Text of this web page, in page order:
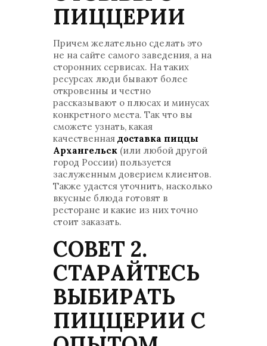
ПИЦЦЕРИИ
Причем желательно сделать это
не на сайте самого заведения, а на
сторонних сервисах. На таких
ресурсах люди бывают более
откровенны и честно
рассказывают о плюсах и минусах
конкретного места. Так что вы
сможете узнать, какая
качественная доставка пиццы
Архангельск (или любой другой
город России) пользуется
заслуженным доверием клиентов.
Также удастся уточнить, насколько
вкусные блюда готовят в
ресторане и какие из них точно
стоит заказать.
СОВЕТ 2.
СТАРАЙТЕСЬ
ВЫБИРАТЬ
ПИЦЦЕРИИ С